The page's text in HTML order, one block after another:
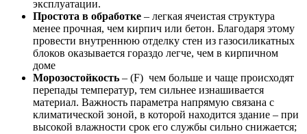
эксплуатации.
Простота в обработке – легкая ячеистая структура
менее прочная, чем кирпич или бетон. Благодаря этому
провести внутреннюю отделку стен из газосиликатных
блоков оказывается гораздо легче, чем в кирпичном
доме
Морозостойкость – (F) чем больше и чаще происходят
перепады температур, тем сильнее изнашивается
материал. Важность параметра напрямую связана с
климатической зоной, в которой находится здание – при
высокой влажности срок его службы сильно снижается;